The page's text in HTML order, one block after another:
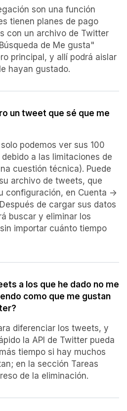
son una función
tienen planes de pago
con un archivo de Twitter
de Me gusta"
principal, y allí podrá aislar
hayan gustado.
un tweet que sé que me
podemos ver sus 100
a las limitaciones de
cuestión técnica). Puede
archivo de tweets, que
configuración, en Cuenta ->
de cargar sus datos
buscar y eliminar los
importar cuánto tiempo
a los que he dado no me
como que me gustan
diferenciar los tweets, y
la API de Twitter pueda
tiempo si hay muchos
en la sección Tareas
de la eliminación.